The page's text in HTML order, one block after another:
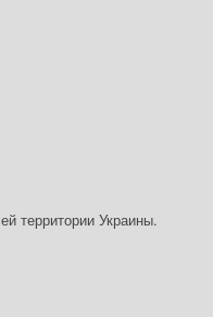
территории Украины.